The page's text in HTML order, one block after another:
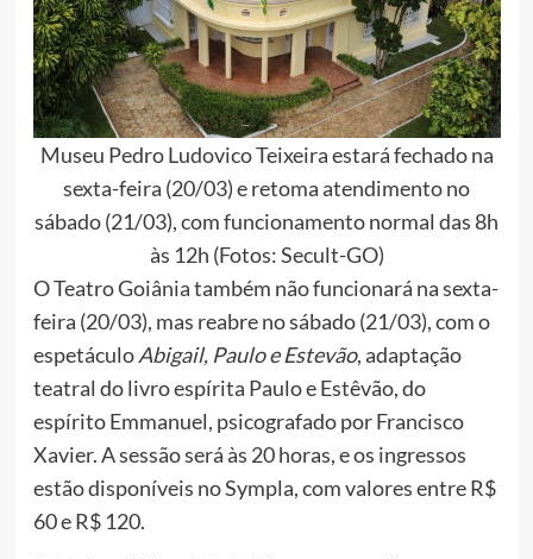
Museu Pedro Ludovico Teixeira estará fechado na
sexta-feira (20/03) e retoma atendimento no
sábado (21/03), com funcionamento normal das 8h
às 12h (Fotos: Secult-GO)
O Teatro Goiânia também não funcionará na sexta-
feira (20/03), mas reabre no sábado (21/03), com o
espetáculoAbigail, Paulo e Estevão, adaptação
teatral do livro espírita Paulo e Estêvão, do
espírito Emmanuel, psicografado por Francisco
Xavier. A sessão será às 20 horas, e os ingressos
estão disponíveis no Sympla, com valores entre R$
60 e R$ 120.